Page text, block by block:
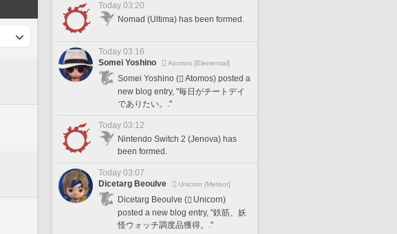
Today 03:20
Nomad (Ultima) has been formed.
Today 03:16
Somei Yoshino
Atomos [Elemental]
Somei Yoshino (
Atomos) posted a
new blog entry, "毎日がチートデイ
でありたい。."
Today 03:12
Nintendo Switch 2 (Jenova) has
been formed.
Today 03:07
Dicetarg Beoulve
Unicorn [Meteor]
Dicetarg Beoulve (
Unicorn)
posted a new blog entry, "鉄筋、妖
怪ウォッチ調度品獲得。."